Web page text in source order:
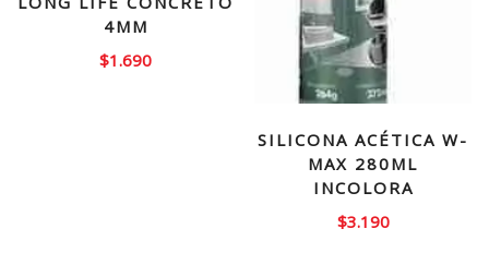
4MM
$1.690
SILICONA ACÉTICA W-
MAX 280ML
INCOLORA
$3.190